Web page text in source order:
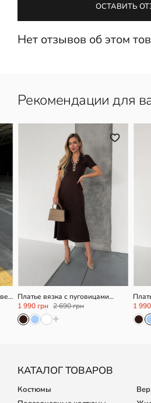
ОСТАВИТЬ
Нет отзывов об этом
Рекомендации для
OneSize
Платье вязка с пуговицами
шоколадное
1 990 грн 2 690 грн
+
1
КАТАЛОГ ТОВАРОВ
Костюмы